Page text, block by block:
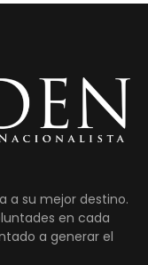
a su mejor destino.
en cada
a generar el